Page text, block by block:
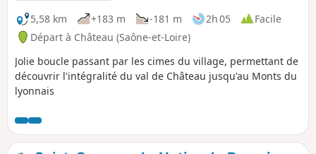
5,58 km
+183 m -181 m 2h 05
Facile
Départ à Château (Saône-et-Loire)
Jolie boucle passant par les cimes du village, permettant de
découvrir l'intégralité du val de Château jusqu'au Monts du
lyonnais